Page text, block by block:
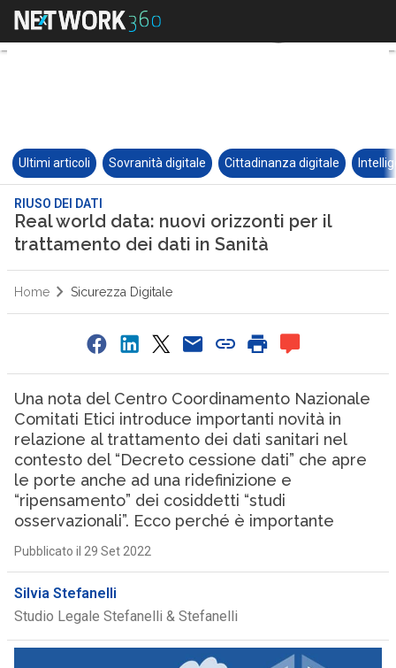
Ultimi articoli Sovranità digitale Cittadinanza digitale
RIUSO DEI DATI
Real world data: nuovi orizzonti per il
trattamento dei dati in Sanità
Home Sicurezza Digitale
Una nota del Centro Coordinamento Nazionale
Comitati Etici introduce importanti novità in
relazione al trattamento dei dati sanitari nel
contesto del “Decreto cessione dati” che apre
le porte anche ad una ridefinizione e
“ripensamento” dei cosiddetti “studi
osservazionali”. Ecco perché è importante
Pubblicato il 29 Set 2022
Silvia Stefanelli
Studio Legale Stefanelli & Stefanelli